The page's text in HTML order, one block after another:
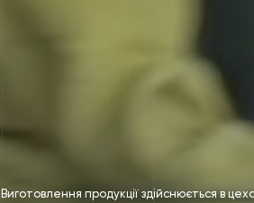
Виготовлення продукції здійснюється в